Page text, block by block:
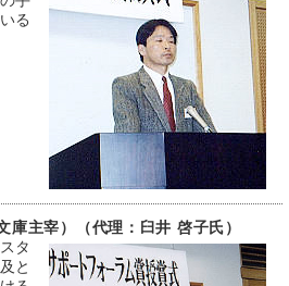
る
庫主宰）（代理：臼井 啓子氏）
タ
と